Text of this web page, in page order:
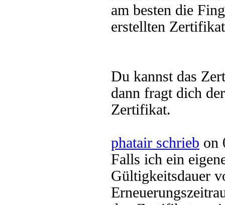
am besten die
erstellten
Du kannst das
dann fragt dich
Zertifikat.
phatair schrieb on
Falls ich ein
Gültigkeitsdauer